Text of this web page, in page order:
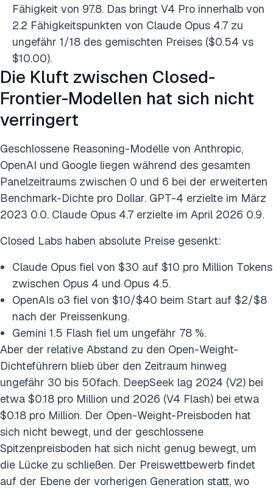
Fähigkeit von 97.8. Das bringt V4 Pro innerhalb von
2.2 Fähigkeitspunkten von Claude Opus 4.7 zu
ungefähr 1/18 des gemischten Preises ($0.54 vs
$10.00).
Die Kluft zwischen Closed-
Frontier-Modellen hat sich nicht
verringert
Geschlossene Reasoning-Modelle von Anthropic,
OpenAI und Google liegen während des gesamten
Panelzeitraums zwischen 0 und 6 bei der erweiterten
Benchmark-Dichte pro Dollar. GPT-4 erzielte im März
2023 0.0. Claude Opus 4.7 erzielte im April 2026 0.9.
Closed Labs haben absolute Preise gesenkt:
Claude Opus fiel von $30 auf $10 pro Million Tokens
zwischen Opus 4 und Opus 4.5.
OpenAIs o3 fiel von $10/$40 beim Start auf $2/$8
nach der Preissenkung.
Gemini 1.5 Flash fiel um ungefähr 78 %.
Aber der relative Abstand zu den Open-Weight-
Dichteführern blieb über den Zeitraum hinweg
ungefähr 30 bis 50fach. DeepSeek lag 2024 (V2) bei
etwa $0.18 pro Million und 2026 (V4 Flash) bei etwa
$0.18 pro Million. Der Open-Weight-Preisboden hat
sich nicht bewegt, und der geschlossene
Spitzenpreisboden hat sich nicht genug bewegt, um
die Lücke zu schließen. Der Preiswettbewerb findet
auf der Ebene der vorherigen Generation statt, wo